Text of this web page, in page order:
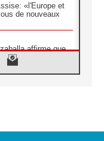
«l'Europe et
de nouveaux
affirme que